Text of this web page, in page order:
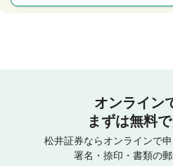
オンライン
まずは無料
松井証券ならオンラインで
署名・捺印・書類の郵